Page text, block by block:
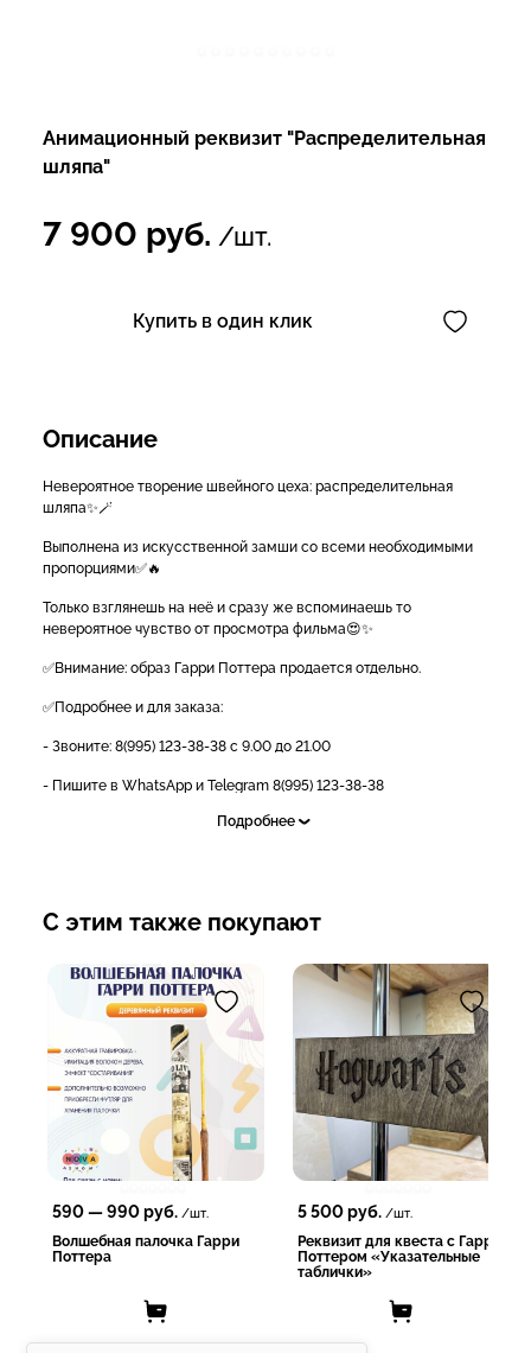
Анимационный реквизит "Распределительная
шляпа"
7 900 руб. /шт.
Купить в один клик
Описание
Невероятное творение швейного цеха: распределительная
шляпа✨🪄
Выполнена из искусственной замши со всеми необходимыми
пропорциями✅🔥
Только взглянешь на неё и сразу же вспоминаешь то
невероятное чувство от просмотра фильма😍✨
✅Внимание: образ Гарри Поттера продается отдельно.
✅Подробнее и для заказа:
- Звоните: 8(995) 123-38-38 с 9.00 до 21.00
- Пишите в WhatsApp и Telegram 8(995) 123-38-38
- Ставьте "+" в комментариях и мы сами свяжемся с вами (тест)
миру любыми ТК;
- Наличный и безналичный расчет;
- Возможна рассрочка и кредит [https://vk.me/nova_show|
- Работаем по договору и госконтрактами;
- Предоставляем любые закрывающие документы. Заказывайте
у лидеров рынка, работаем с 2011 года, имеем более 10 000
довольных клиентов!
Подробнее
С этим также покупают
590—990руб. /шт.
Волшебная палочка Гарри
Поттера
5 500руб./шт.
Реквизит для квеста с Гарри
Поттером «Указательные
таблички»